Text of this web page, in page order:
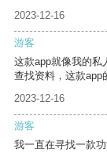
2023-12-16
游客
这款app就像我的私
查找资料，这款app
2023-12-16
游客
我一直在寻找一款